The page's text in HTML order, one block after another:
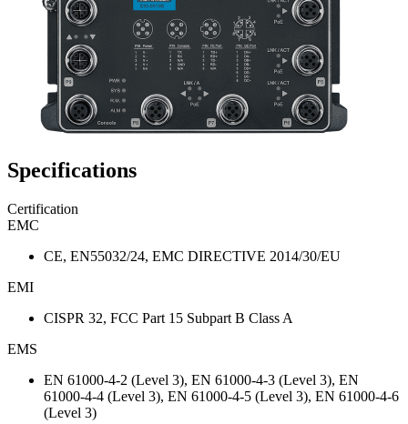
Specifications
Certification
EMC
CE, EN55032/24, EMC DIRECTIVE 2014/30/EU
EMI
CISPR 32, FCC Part 15 Subpart B Class A
EMS
EN 61000-4-2 (Level 3), EN 61000-4-3 (Level 3), EN
61000-4-4 (Level 3), EN 61000-4-5 (Level 3), EN 61000-4-6
(Level 3)